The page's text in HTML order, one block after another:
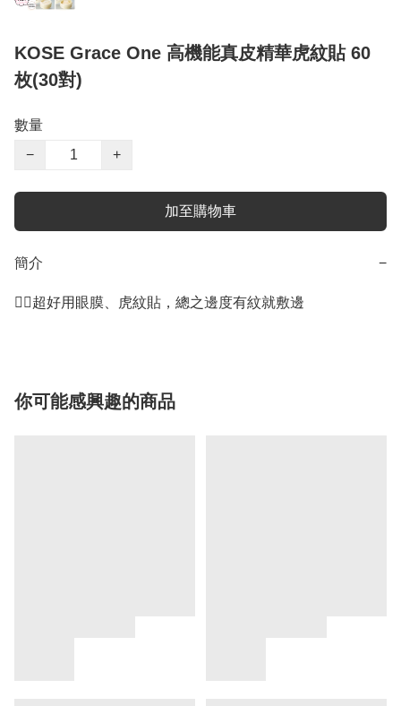
KOSE Grace One 高機能真皮精華虎紋貼 60
枚(30對)
數量
−
+
加至購物車
簡介 −
👍🏻超好用眼膜、虎紋貼，總之邊度有紋就敷邊
你可能感興趣的商品